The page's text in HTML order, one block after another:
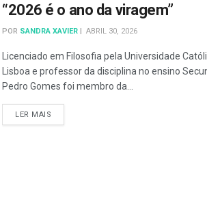
“2026 é o ano da viragem”
POR SANDRA XAVIER ABRIL 30, 2026
Licenciado em Filosofia pela Universidade
Lisboa e professor da disciplina no ensino
Pedro Gomes foi membro da...
LER MAIS